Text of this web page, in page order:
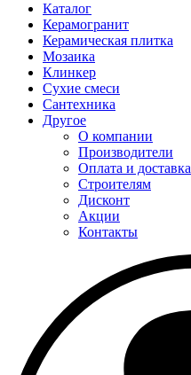
Каталог
Керамогранит
Керамическая плитка
Мозаика
Клинкер
Сухие смеси
Сантехника
Другое
О компании
Производители
Оплата и доставка
Строителям
Дисконт
Акции
Контакты